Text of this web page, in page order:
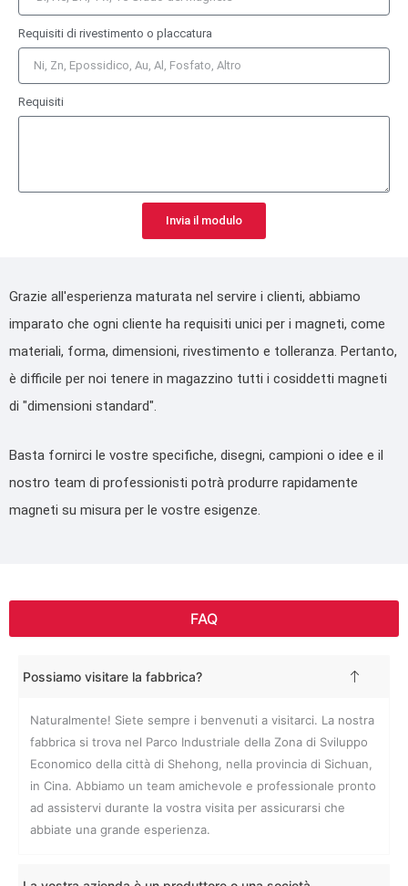
Requisiti di rivestimento o placcatura
Requisiti
Invia il modulo
Grazie all'esperienza maturata nel servire i clienti, abbiamo
imparato che ogni cliente ha requisiti unici per i magneti, come
materiali, forma, dimensioni, rivestimento e tolleranza. Pertanto,
è difficile per noi tenere in magazzino tutti i cosiddetti magneti
di "dimensioni standard".
Basta fornirci le vostre specifiche, disegni, campioni o idee e il
nostro team di professionisti potrà produrre rapidamente
magneti su misura per le vostre esigenze.
FAQ
Possiamo visitare la fabbrica?
Naturalmente! Siete sempre i benvenuti a visitarci. La nostra
fabbrica si trova nel Parco Industriale della Zona di Sviluppo
Economico della città di Shehong, nella provincia di Sichuan,
in Cina. Abbiamo un team amichevole e professionale pronto
ad assistervi durante la vostra visita per assicurarsi che
abbiate una grande esperienza.